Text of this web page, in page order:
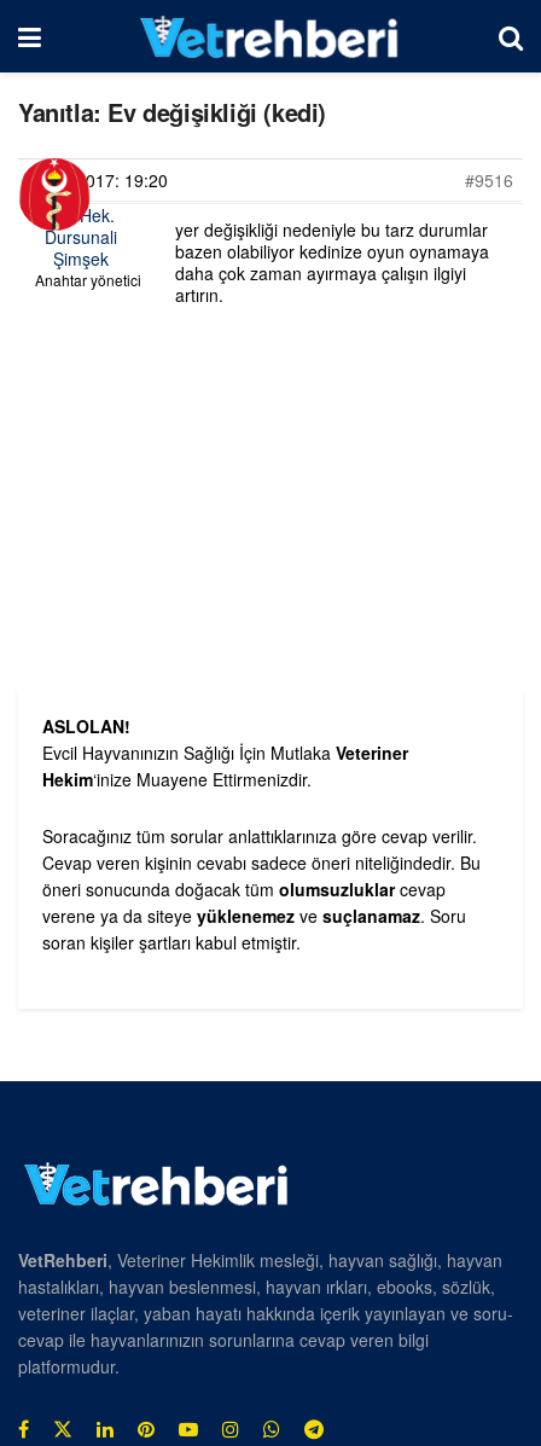
Yanıtla: Ev değişikliği (kedi)
21/09/2017: 19:20
#9516
Vet. Hek.
Dursunali
Şimşek
Anahtar yönetici
yer değişikliği nedeniyle bu tarz durumlar
bazen olabiliyor kedinize oyun oynamaya
daha çok zaman ayırmaya çalışın ilgiyi
artırın.
ASLOLAN!
Evcil Hayvanınızın Sağlığı İçin Mutlaka Veteriner
Hekim‘inize Muayene Ettirmenizdir.
Soracağınız tüm sorular anlattıklarınıza göre cevap verilir.
Cevap veren kişinin cevabı sadece öneri niteliğindedir. Bu
öneri sonucunda doğacak tüm olumsuzluklarcevap
verene ya da siteye yüklenemez ve suçlanamaz. Soru
soran kişiler şartları kabul etmiştir.
VetRehberi, Veteriner Hekimlik mesleği, hayvan sağlığı, hayvan
hastalıkları, hayvan beslenmesi, hayvan ırkları, ebooks, sözlük,
veteriner ilaçlar, yaban hayatı hakkında içerik yayınlayan ve soru-
cevap ile hayvanlarınızın sorunlarına cevap veren bilgi
platformudur.